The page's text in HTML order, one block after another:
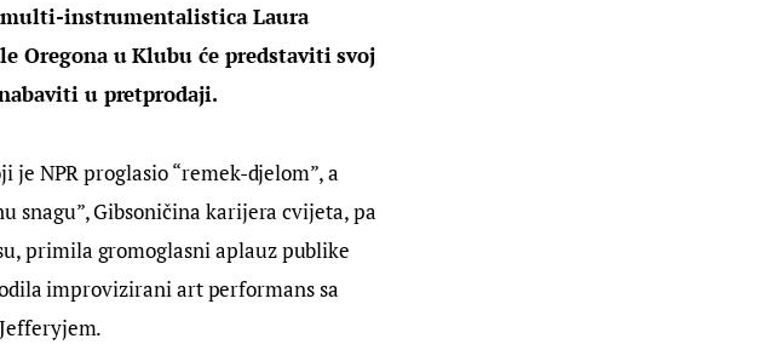
multi-instrumentalistica Laura
Oregona u Klubu će predstaviti svoj
u pretprodaji.
je NPR proglasio “remek-djelom”, a
snagu”, Gibsoničina karijera cvijeta, pa
primila gromoglasni aplauz publike
improvizirani art performans sa